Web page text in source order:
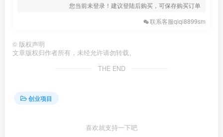
您当前未登录！建议登陆后购买，可保存购买订单
联系客服qiqi8899sm
© 版权声明
文章版权归作者所有，未经允许请勿转载。
THE END
创业项目
喜欢就支持一下吧